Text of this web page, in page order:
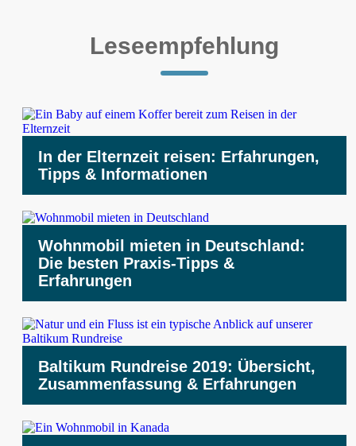
Leseempfehlung
In der Elternzeit reisen: Erfahrungen,
Tipps & Informationen
Wohnmobil mieten in Deutschland:
Die besten Praxis-Tipps &
Erfahrungen
Baltikum Rundreise 2019: Übersicht,
Zusammenfassung & Erfahrungen